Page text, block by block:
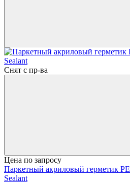
Снят с пр-ва
Цена по запросу
Паркетный акриловый герметик
Sealant